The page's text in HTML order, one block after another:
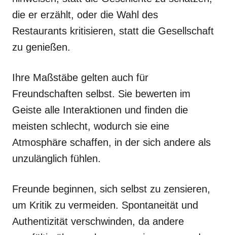
die er erzählt, oder die Wahl des
Restaurants kritisieren, statt die Gesellschaft
zu genießen.
Ihre Maßstäbe gelten auch für
Freundschaften selbst. Sie bewerten im
Geiste alle Interaktionen und finden die
meisten schlecht, wodurch sie eine
Atmosphäre schaffen, in der sich andere als
unzulänglich fühlen.
Freunde beginnen, sich selbst zu zensieren,
um Kritik zu vermeiden. Spontaneität und
Authentizität verschwinden, da andere